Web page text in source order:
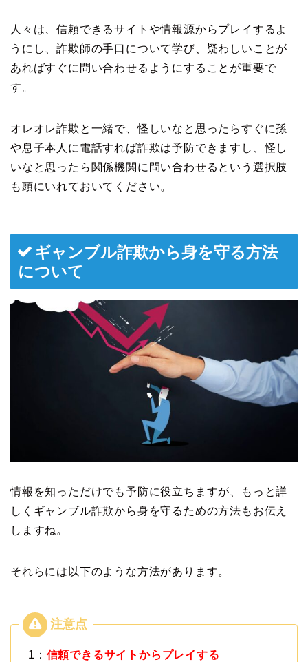
人々は、信頼できるサイトや情報源からプレイするよ
うにし、詐欺師の手口について学び、疑わしいことが
あればすぐに問い合わせるようにすることが重要で
す。
オレオレ詐欺と一緒で、怪しいなと思ったらすぐに孫
や息子本人に電話すれば詐欺は予防できますし、怪し
いなと思ったら関係機関に問い合わせるという選択肢
も頭にいれておいてください。
ギャンブル詐欺から身を守る方法
について
情報を知っただけでも予防に役立ちますが、もっと詳
しくギャンブル詐欺から身を守るための方法もお伝え
しますね。
それらには以下のような方法があります。
1： 信頼できるサイトからプレイする